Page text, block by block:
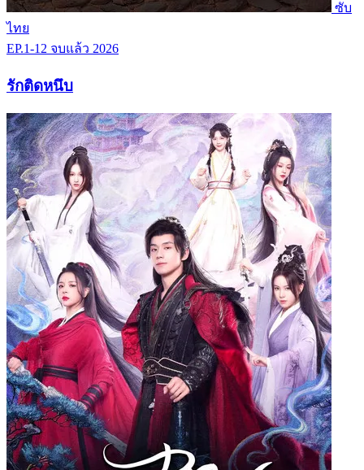
ซับ
ไทย
EP.1-12 จบแล้ว 2026
รักติดหนึบ